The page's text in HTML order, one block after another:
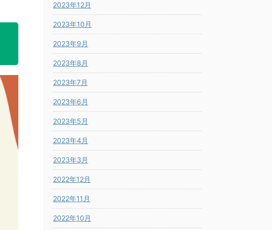
2023年12月
2023年10月
2023年9月
2023年8月
2023年7月
2023年6月
2023年5月
2023年4月
2023年3月
2022年12月
2022年11月
2022年10月